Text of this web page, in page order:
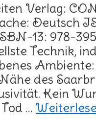
Verlag:
Deutsch
13: 978-
Technik,
des
Kein
…